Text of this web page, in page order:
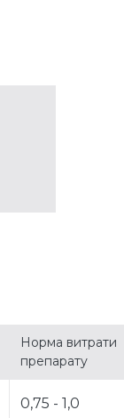
Норма витрати
препарату
0,75 - 1,0